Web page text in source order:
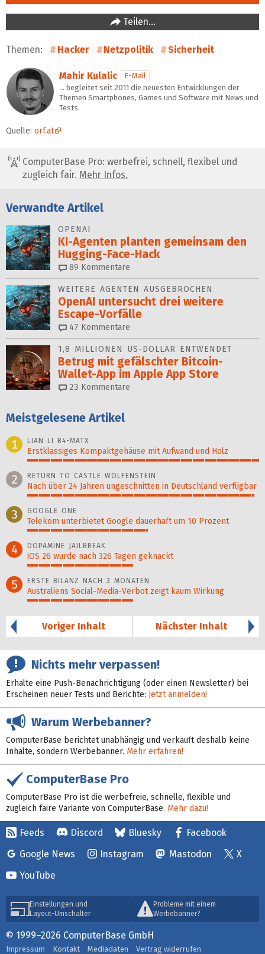
Teilen…
Themen: Hacker Netzpolitik Sicherheit
Mahir Kulalic
E-Mail
… begleitet seit 2011 die neuesten Entwicklungen der
Themen Smartphones, Games und Software mit News und
Tests.
Quelle: orf.at
ComputerBase Pro: werbefrei, schnell, flexibel und
zugleich fair. Mehr Infos.
Verwandte Artikel
OPENAI
KI-Agenten planten gemein­sam den
Hugging-Face-Hack
89 Kommentare
WEITERE AGENTEN AUSGEBROCHEN
OpenAI untersucht drei weitere
Escape-Vorfälle
47 Kommentare
1,8 MILLIONEN US-DOLLAR ENTWENDET
Betrug mit gefälschter Bit­coin-
Wallet-App im Apple App Store
23 Kommentare
Meistgelesene Artikel
1
LIAN LI B4-MATX
Erstklassiges Kompaktgehäuse mit Aufwand und Holz
2 RETURN TO CASTLE WOLFENSTEIN
Nach über 24 Jahren ungeschnitten in Deutschland verfügbar
3 GOOGLE ONE
Telekom unterbietet Google dauerhaft um 10 Prozent
4 DOPAMINE JAILBREAK
iOS 26 wurde nach 326 Tagen geknackt
5 ERSTE BILANZ NACH 3 MONATEN
Australiens Social-Media-Verbot zeigt kaum Wirkung
Voriger Inhalt
Nächster Inhalt
Nichts mehr verpassen!
Erhalte eine Push-Benachrichtigung (oder einen Newsletter) bei
Erscheinen neuer Tests und Berichte: Jetzt anmelden!
Warum Werbebanner?
ComputerBase berichtet unabhängig und verkauft deshalb keine
Inhalte, sondern Werbebanner. Mehr erfahren!
ComputerBase Pro
ComputerBase Pro ist die werbefreie, schnelle, flexible und
zugleich faire Variante von ComputerBase. Mehr dazu!
Feeds Discord Bluesky
Facebook
Google News
Instagram Mastodon
X
YouTube
Einstellungen und
Layout-Umschalter
Probleme mit einem
Werbebanner?
© 1999–2026 ComputerBase GmbH
Impressum Kontakt Mediadaten Vertrag widerrufen